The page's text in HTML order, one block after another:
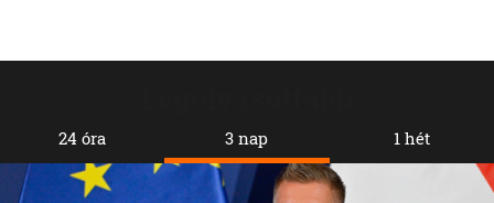
24 óra 3 nap 1 hét